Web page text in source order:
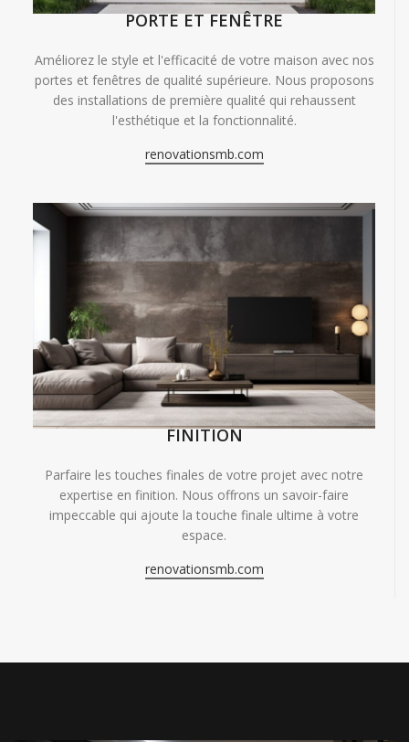
PORTE ET FENÊTRE
Améliorez le style et l'efficacité de votre maison avec nos
portes et fenêtres de qualité supérieure. Nous proposons
des installations de première qualité qui rehaussent
l'esthétique et la fonctionnalité.
renovationsmb.com
FINITION
Parfaire les touches finales de votre projet avec notre
expertise en finition. Nous offrons un savoir-faire
impeccable qui ajoute la touche finale ultime à votre
espace.
renovationsmb.com